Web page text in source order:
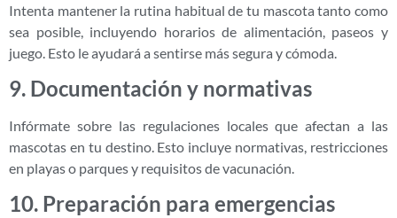
Intenta mantener la rutina habitual de tu mascota tanto como
sea posible, incluyendo horarios de alimentación, paseos y
juego. Esto le ayudará a sentirse más segura y cómoda.
9. Documentación y normativas
Infórmate sobre las regulaciones locales que afectan a las
mascotas en tu destino. Esto incluye normativas, restricciones
en playas o parques y requisitos de vacunación.
10. Preparación para emergencias